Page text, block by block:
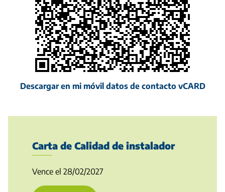
Descargar en mi móvil datos de contacto vCARD
Carta de Calidad de instalador
Vence el 28/02/2027